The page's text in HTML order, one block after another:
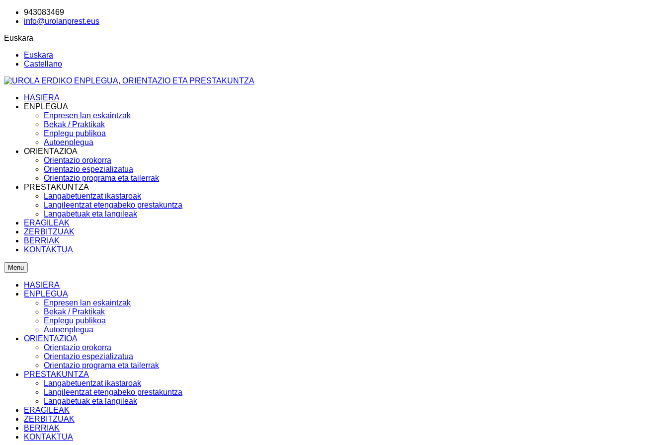
943083469
info@urolanprest.eus
Euskara
Euskara
Castellano
HASIERA
ENPLEGUA
Enpresen lan eskaintzak
Bekak / Praktikak
Enplegu publikoa
Autoenplegua
ORIENTAZIOA
Orientazio orokorra
Orientazio espezializatua
Orientazio programa eta tailerrak
PRESTAKUNTZA
Langabetuentzat ikastaroak
Langileentzat etengabeko prestakuntza
Langabetuak eta langileak
ERAGILEAK
ZERBITZUAK
BERRIAK
KONTAKTUA
Menu
HASIERA
ENPLEGUA
Enpresen lan eskaintzak
Bekak / Praktikak
Enplegu publikoa
Autoenplegua
ORIENTAZIOA
Orientazio orokorra
Orientazio espezializatua
Orientazio programa eta tailerrak
PRESTAKUNTZA
Langabetuentzat ikastaroak
Langileentzat etengabeko prestakuntza
Langabetuak eta langileak
ERAGILEAK
ZERBITZUAK
BERRIAK
KONTAKTUA